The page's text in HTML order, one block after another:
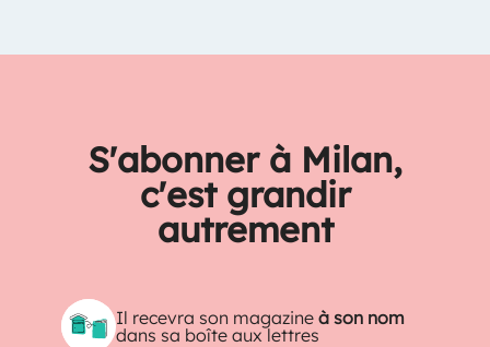
S'abonner à Milan,
c'est grandir
autrement
Il recevra son magazineà son nom
dans sa boîte aux lettres